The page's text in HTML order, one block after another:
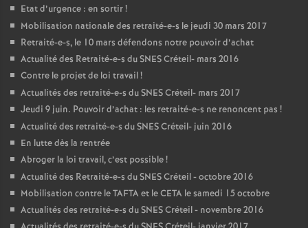
Etat d’urgence : en sortir!
Mobilisation nationale des retraité-e-s le jeudi 30 mars 2017
Retraité-e-s, le 10 mars défendons notre pouvoir d’achat
Actualité des Retraité-e-s duSNESCréteil- mars 2016
Contre le projet de loi travail!
Actualités des retraité-e-s duSNESCréteil- mars 2017
Jeudi 9 juin. Pouvoir d’achat : les retraité-e-s ne renoncent pas !
Actualité des retraité-e-s duSNESCréteil- juin 2016
En lutte dès la rentrée
Abroger la loi travail, c’est possible!
Actualité des Retraité-e-s duSNESCréteil - octobre 2016
Mobilisation contre leTAFTAet leCETA le samedi 15 octobre
Actualités des retraité-e-s duSNESCréteil - novembre 2016